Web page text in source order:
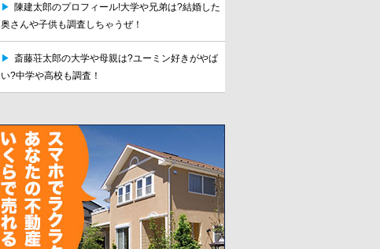
▶ 陳建太郎のプロフィール!大学や兄弟は?結婚した
奥さんや子供も調査しちゃうぜ！
▶ 斎藤荘太郎の大学や母親は?ユーミン好きがやば
い?中学や高校も調査！